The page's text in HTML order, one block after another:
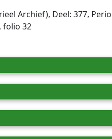
Archief), Deel: 377,
folio 32